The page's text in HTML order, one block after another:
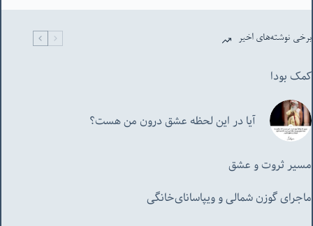
برخی نوشته‌های اخیر
کمک بودا
آیا در این لحظه عشق درون من هست؟
مسیر ثروت و عشق
ماجرای گوزن شمالی و‌ ویپاسانای‌خانگی